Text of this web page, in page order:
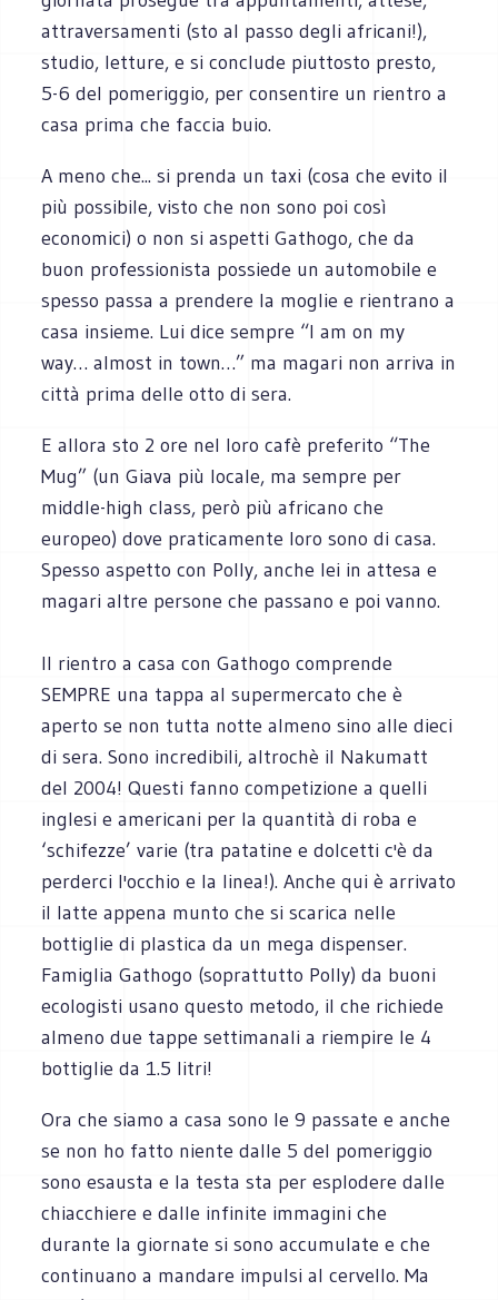
attraversamenti (sto al passo degli africani!),
studio, letture, e si conclude piuttosto presto,
5-6 del pomeriggio, per consentire un rientro a
casa prima che faccia buio.
A meno che... si prenda un taxi (cosa che evito il
più possibile, visto che non sono poi così
economici) o non si aspetti Gathogo, che da
buon professionista possiede un automobile e
spesso passa a prendere la moglie e rientrano a
casa insieme. Lui dice sempre “I am on my
way… almost in town…” ma magari non arriva in
città prima delle otto di sera.
E allora sto 2 ore nel loro cafè preferito “The
Mug” (un Giava più locale, ma sempre per
middle-high class, però più africano che
europeo) dove praticamente loro sono di casa.
Spesso aspetto con Polly, anche lei in attesa e
magari altre persone che passano e poi vanno.
Il rientro a casa con Gathogo comprende
SEMPRE una tappa al supermercato che è
aperto se non tutta notte almeno sino alle dieci
di sera. Sono incredibili, altrochè il Nakumatt
del 2004! Questi fanno competizione a quelli
inglesi e americani per la quantità di roba e
‘schifezze’ varie (tra patatine e dolcetti c'è da
perderci l'occhio e la linea!). Anche qui è arrivato
il latte appena munto che si scarica nelle
bottiglie di plastica da un mega dispenser.
Famiglia Gathogo (soprattutto Polly) da buoni
ecologisti usano questo metodo, il che richiede
almeno due tappe settimanali a riempire le 4
bottiglie da 1.5 litri!
Ora che siamo a casa sono le 9 passate e anche
se non ho fatto niente dalle 5 del pomeriggio
sono esausta e la testa sta per esplodere dalle
chiacchiere e dalle infinite immagini che
durante la giornate si sono accumulate e che
continuano a mandare impulsi al cervello. Ma